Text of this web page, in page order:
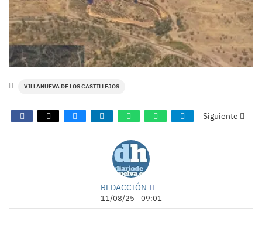
VILLANUEVA DE LOS CASTILLEJOS
Siguiente
REDACCIÓN
11/08/25 - 09:01